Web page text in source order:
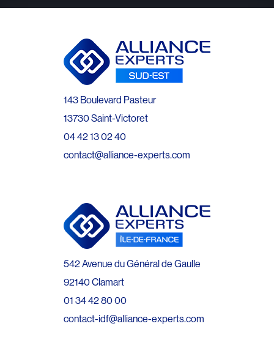
143 Boulevard Pasteur
13730 Saint-Victoret
04 42 13 02 40
contact@alliance-experts.com
542 Avenue du Général de Gaulle
92140 Clamart
01 34 42 80 00
contact-idf@alliance-experts.com